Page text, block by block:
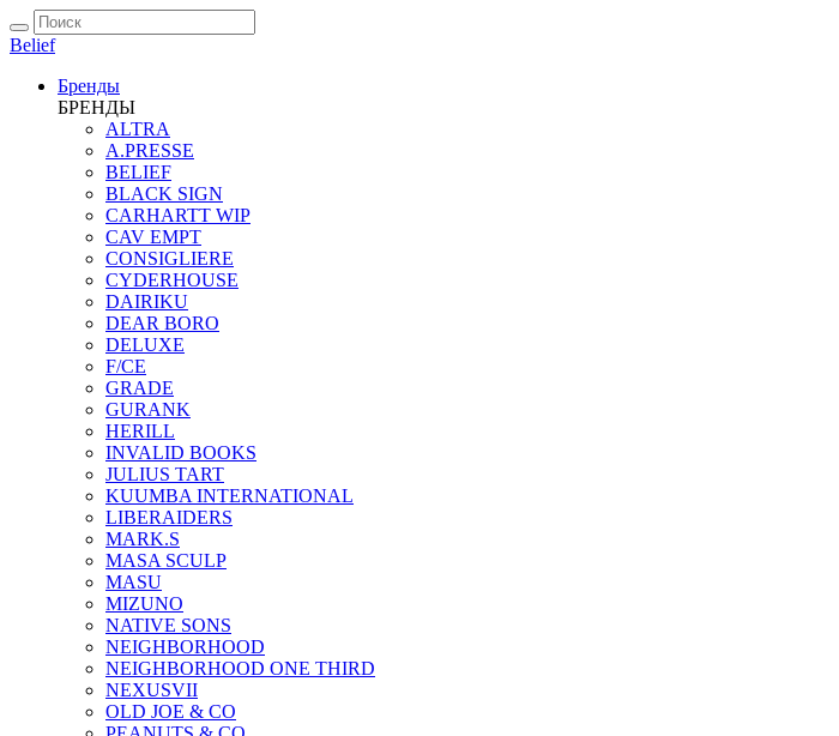
Belief
Бренды
БРЕНДЫ
ALTRA
A.PRESSE
BELIEF
BLACK SIGN
CARHARTT WIP
CAV EMPT
CONSIGLIERE
CYDERHOUSE
DAIRIKU
DEAR BORO
DELUXE
F/CE
GRADE
GURANK
HERILL
INVALID BOOKS
JULIUS TART
KUUMBA INTERNATIONAL
LIBERAIDERS
MARK.S
MASA SCULP
MASU
MIZUNO
NATIVE SONS
NEIGHBORHOOD
NEIGHBORHOOD ONE THIRD
NEXUSVII
OLD JOE & CO